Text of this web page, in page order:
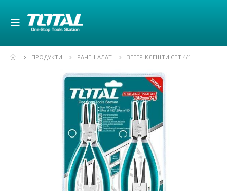
ПРОДУКТИ РАЧЕН АЛАТ ЗЕГЕР КЛЕШТИ СЕТ 4/1